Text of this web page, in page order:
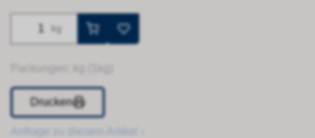
kg
Drucken
Anfrage zu diesem Artikel ›